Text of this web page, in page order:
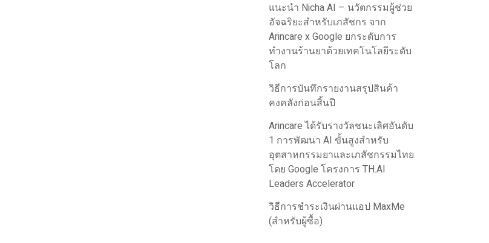
แนะนำ Nicha AI – นวัตกรรมผู้ช่วย
อัจฉริยะสำหรับเภสัชกร จาก
Arincare x Google ยกระดับการ
ทำงานร้านยาด้วยเทคโนโลยีระดับ
โลก
วิธีการบันทึกรายงานสรุปสินค้า
คงคลังก่อนสิ้นปี
Arincare ได้รับรางวัลชนะเลิศอันดับ
1 การพัฒนา AI ขั้นสูงสำหรับ
อุตสาหกรรมยาและเภสัชกรรมไทย
โดย Google โครงการ TH.AI
Leaders Accelerator
วิธีการชำระเงินผ่านแอป MaxMe
(สำหรับผู้ซื้อ)